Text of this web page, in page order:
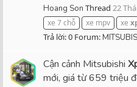
Hoang Son Thread 22
xe 7 chỗ
xe mpv xe
Trả lời: 0 Forum:
Cận cảnh Mitsubishi
mới, giá từ 659 triệu